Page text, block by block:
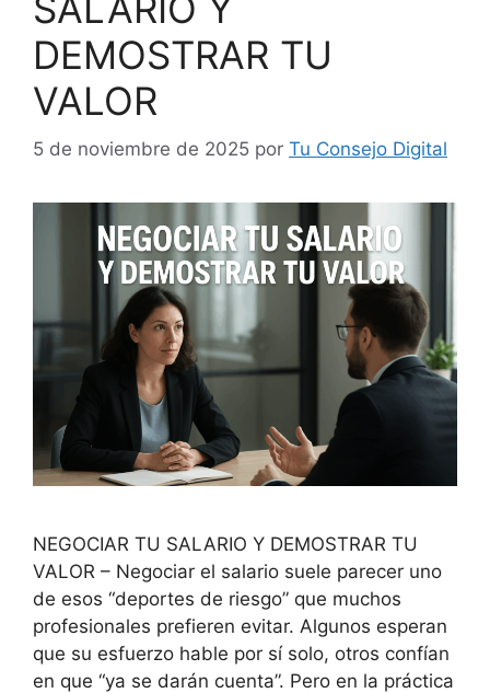
DEMOSTRAR TU
VALOR
5 de noviembre de 2025 por Tu Consejo Digital
NEGOCIAR TU SALARIO Y DEMOSTRAR TU
VALOR – Negociar el salario suele parecer uno
de esos “deportes de riesgo” que muchos
profesionales prefieren evitar. Algunos esperan
que su esfuerzo hable por sí solo, otros confían
en que “ya se darán cuenta”. Pero en la práctica